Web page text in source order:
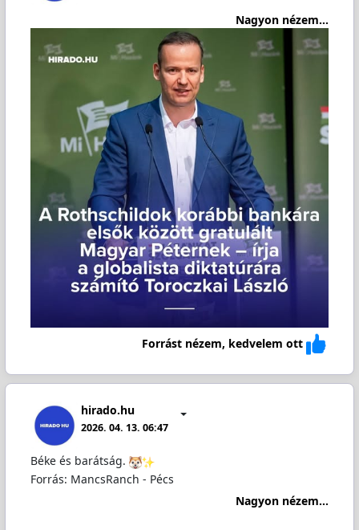
Nagyon nézem...
Forrást nézem, kedvelem ott
hirado.hu
2026. 04. 13. 06:47
Béke és barátság.
Forrás: MancsRanch - Pécs
Nagyon nézem...